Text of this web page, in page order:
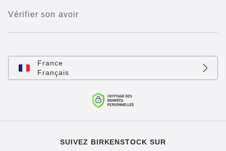
Vérifier son avoir
France
Français
SUIVEZ BIRKENSTOCK SUR